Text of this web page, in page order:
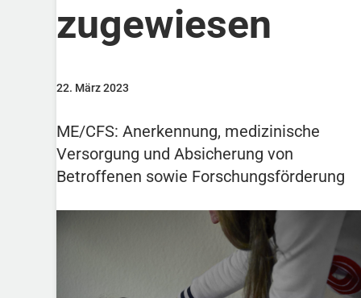
zugewiesen
22. März 2023
ME/CFS: Anerkennung, medizinische
Versorgung und Absicherung von
Betroffenen sowie Forschungsförderung